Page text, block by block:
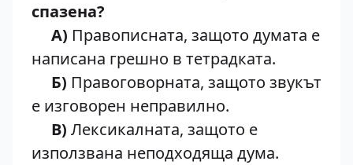
спазена?
А) Правописната, защото думата е
написана грешно в тетрадката.
Б) Правоговорната, защото звукът
е изговорен неправилно.
В) Лексикалната, защото е
използвана неподходяща дума.